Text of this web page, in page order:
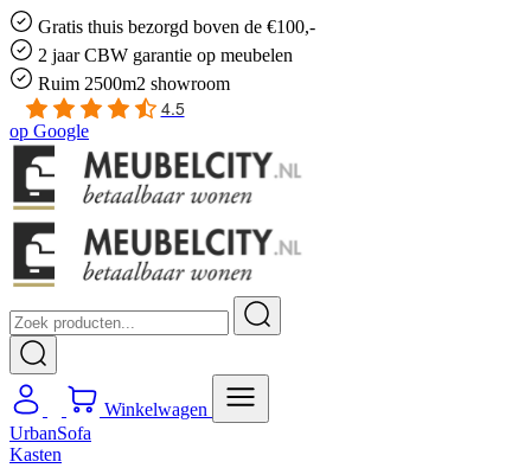
Gratis thuis bezorgd boven de €100,-
2 jaar CBW garantie op meubelen
Ruim 2500m2 showroom
4.5
op Google
Winkelwagen
UrbanSofa
Kasten